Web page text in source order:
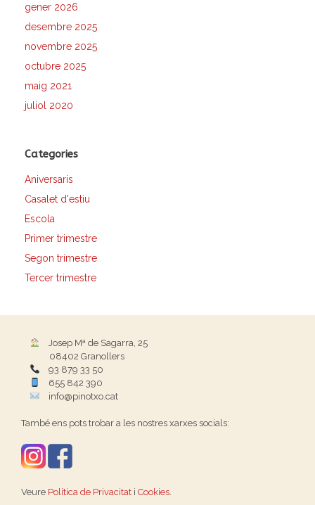
gener 2026
desembre 2025
novembre 2025
octubre 2025
maig 2021
juliol 2020
Categories
Aniversaris
Casalet d'estiu
Escola
Primer trimestre
Segon trimestre
Tercer trimestre
Josep Mª de Sagarra, 25
08402 Granollers
93 879 33 50
655 842 390
info@pinotxo.cat
També ens pots trobar a les nostres xarxes socials:
Veure Política de Privacitat i Cookies